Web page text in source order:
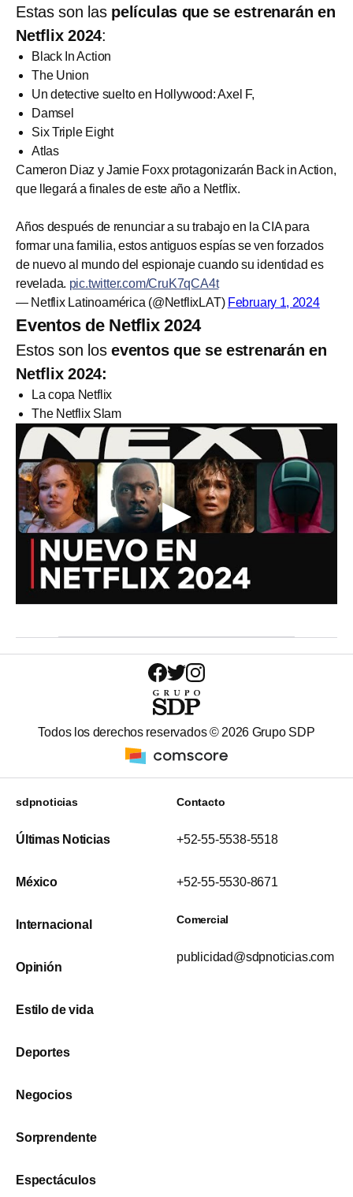
Estas son laspelículas que se estrenarán en
Netflix 2024:
Black In Action
The Union
Un detective suelto en Hollywood: Axel F,
Damsel
Six Triple Eight
Atlas
Cameron Diaz y Jamie Foxx protagonizarán Back in Action,
que llegará a finales de este año a Netflix.
Años después de renunciar a su trabajo en la CIA para
formar una familia, estos antiguos espías se ven forzados
de nuevo al mundo del espionaje cuando su identidad es
revelada. pic.twitter.com/CruK7qCA4t
— Netflix Latinoamérica (@NetflixLAT) February 1, 2024
Eventos de Netflix 2024
Estos son los eventos que se estrenarán en
Netflix 2024:
La copa Netflix
The Netflix Slam
Todos los derechos reservados © 2026 Grupo SDP
sdpnoticias
Últimas Noticias
México
Internacional
Opinión
Estilo de vida
Deportes
Negocios
Sorprendente
Espectáculos
Contacto
+52-55-5538-5518
+52-55-5530-8671
Comercial
publicidad@sdpnoticias.com